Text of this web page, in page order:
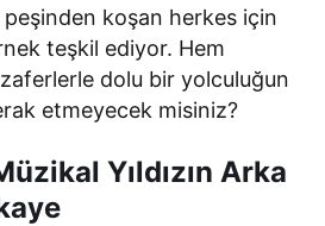
koşan herkes için
teşkil ediyor. Hem
dolu bir yolculuğun
etmeyecek misiniz?
Yıldızın Arka